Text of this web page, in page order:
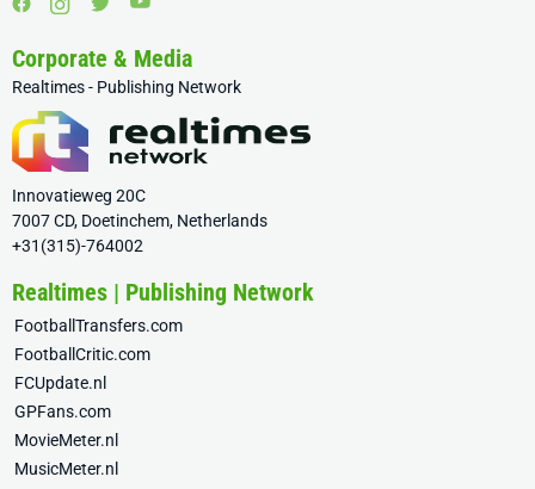
Corporate & Media
Realtimes - Publishing Network
Innovatieweg 20C
7007 CD, Doetinchem, Netherlands
+31(315)-764002
Realtimes | Publishing Network
FootballTransfers.com
FootballCritic.com
FCUpdate.nl
GPFans.com
MovieMeter.nl
MusicMeter.nl